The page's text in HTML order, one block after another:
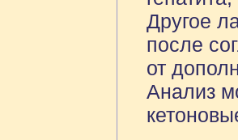
Другое
после
от
Анализ